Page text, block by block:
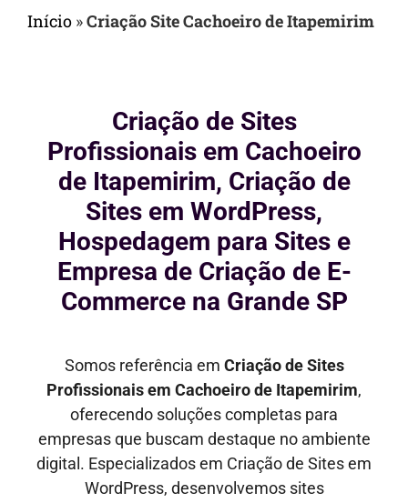
Início »Criação Site Cachoeiro de Itapemirim
Criação de Sites
Profissionais em Cachoeiro
de Itapemirim, Criação de
Sites em WordPress,
Hospedagem para Sites e
Empresa de Criação de E-
Commerce na Grande SP
Somos referência em Criação de Sites
Profissionais em Cachoeiro de Itapemirim,
oferecendo soluções completas para
empresas que buscam destaque no ambiente
digital. Especializados em Criação de Sites em
WordPress, desenvolvemos sites